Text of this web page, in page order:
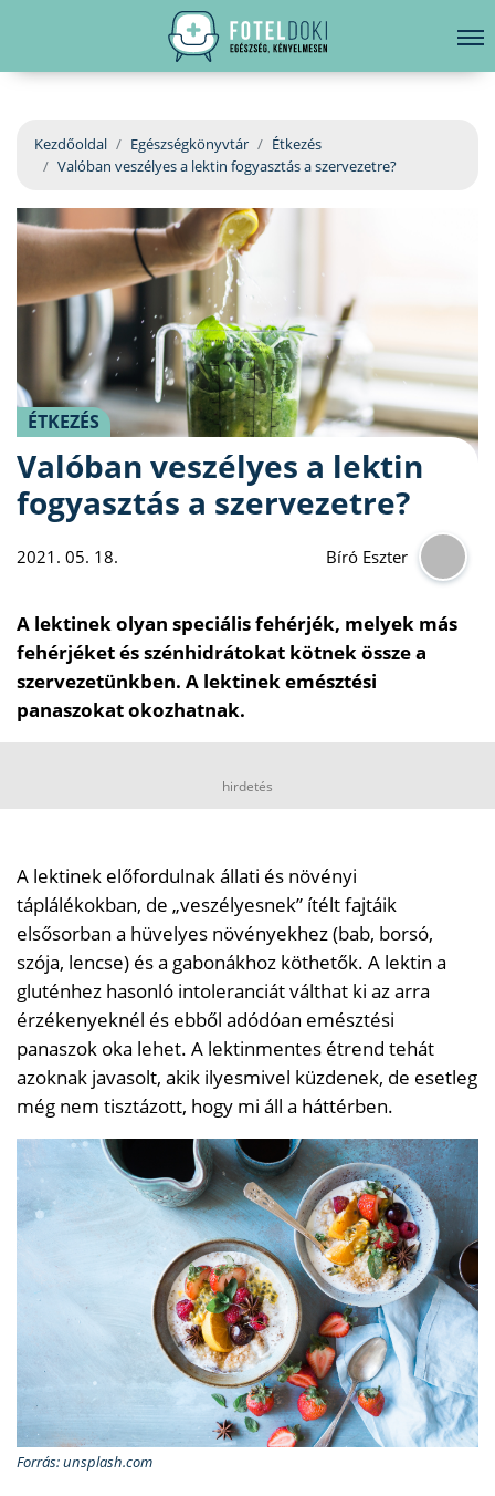
EGÉSZSÉGKÖNYVTÁR
BETEGSÉGKALAUZ
ÜGYELETKERESŐ
ORVOS VÁLASZOL
ORVOSKERESŐ
hirdetés
Kezdőoldal Egészségkönyvtár
Étkezés
Valóban veszélyes a lektin fogyasztás a szervezetre?
ÉTKEZÉS
Valóban veszélyes a lektin
fogyasztás a szervezetre?
2021. 05. 18. Bíró Eszter
A lektinek olyan speciális fehérjék, melyek más
fehérjéket és szénhidrátokat kötnek össze a
szervezetünkben. A lektinek emésztési
panaszokat okozhatnak.
hirdetés
A lektinek előfordulnak állati és növényi
táplálékokban, de „veszélyesnek” ítélt fajtáik
elsősorban a hüvelyes növényekhez (bab, borsó,
szója, lencse) és a gabonákhoz köthetők. A lektin a
gluténhez hasonló intoleranciát válthat ki az arra
érzékenyeknél és ebből adódóan emésztési
panaszok oka lehet. A lektinmentes étrend tehát
azoknak javasolt, akik ilyesmivel küzdenek, de esetleg
még nem tisztázott, hogy mi áll a háttérben.
Forrás: unsplash.com